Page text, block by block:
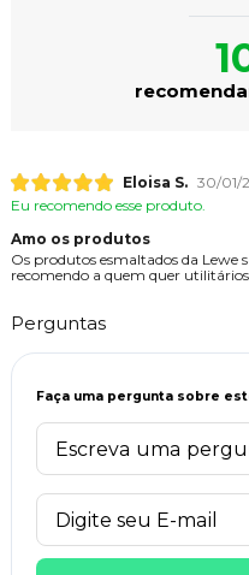
Eloisa S. 30/01/
Eu recomendo esse produto.
Amo os produtos
Os produtos esmaltados da Lewe
recomendo a quem quer
Perguntas
Faça uma pergunta sobre